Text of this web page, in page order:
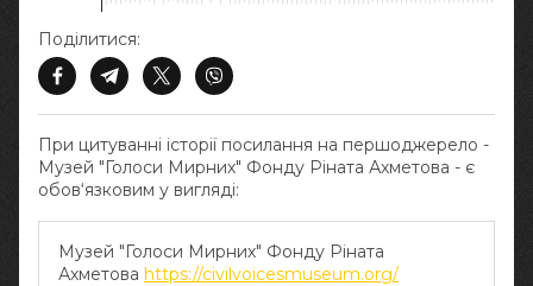
При цитуванні історії посилання на першоджерело -
Музей "Голоси Мирних" Фонду Ріната Ахметова - є
обов‘язковим у вигляді:
Музей "Голоси Мирних" Фонду Ріната
Ахметова https://civilvoicesmuseum.org/
Поділитися: